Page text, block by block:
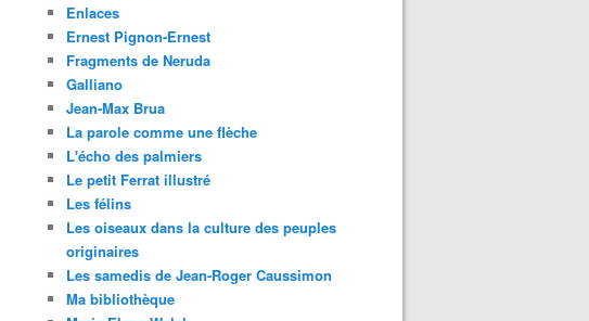
Enlaces
Ernest Pignon-Ernest
Fragments de Neruda
Galliano
Jean-Max Brua
La parole comme une flèche
L'écho des palmiers
Le petit Ferrat illustré
Les félins
Les oiseaux dans la culture des peuples
originaires
Les samedis de Jean-Roger Caussimon
Ma bibliothèque